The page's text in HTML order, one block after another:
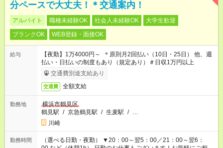
分ペースで大丈夫！＊交通案内！
アルバイト 職種未経験OK 社会人未経験OK
大学生歓迎
ブランクOK
WEB登録・面接OK
給与
【夜勤】1万4000円～ ＊原則月2回払い（10日・25日） 他、週
払い・日払いの制度もあり（規定あり）＃日収1万円以上
交通費別途支給あり
交通費 全額支給
勤務地
横浜市鶴見区
鶴見駅 / 京急鶴見駅 / 生麦駅 / …
川崎
勤務時間
（選べる日勤・夜勤） ▼20：00～翌5：00／21：00～翌6：